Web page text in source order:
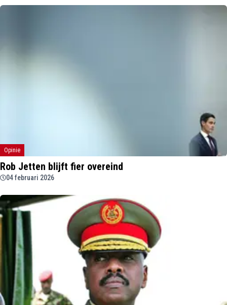
Opinie
Rob Jetten blijft fier overeind
04 februari 2026